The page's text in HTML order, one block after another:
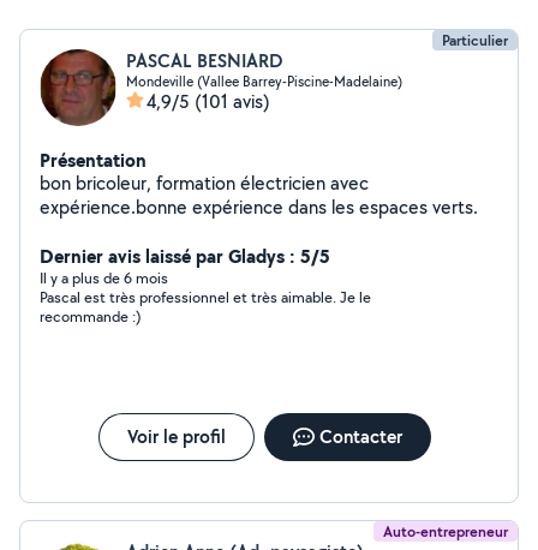
Particulier
PASCAL BESNIARD
Mondeville (Vallee Barrey-Piscine-Madelaine)
4,9/5 (101 avis)
Présentation
bon bricoleur, formation électricien avec
expérience.bonne expérience dans les espaces verts.
Dernier avis laissé par Gladys : 5/5
Il y a plus de 6 mois
Pascal est très professionnel et très aimable. Je le
recommande :)
Voir le profil Contacter
Auto-entrepreneur